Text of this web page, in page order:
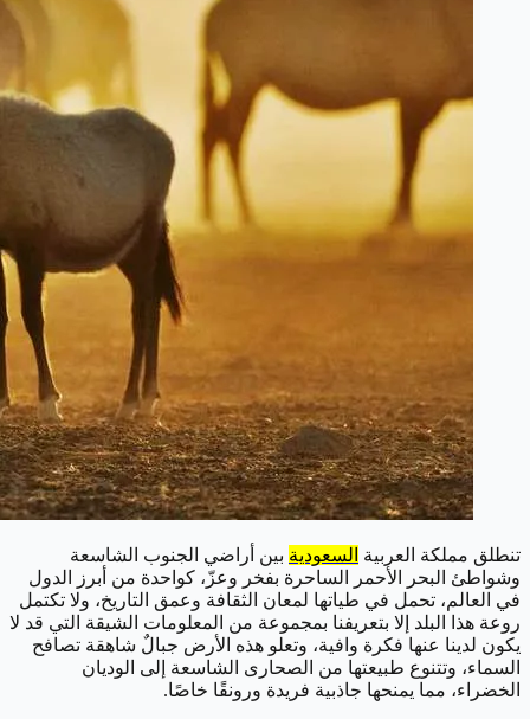
تنطلق مملكة العربية السعودية بين أراضي الجنوب الشاسعة
وشواطئ البحر الأحمر الساحرة بفخر وعزّ، كواحدة من أبرز الدول
في العالم، تحمل في طياتها لمعان الثقافة وعمق التاريخ، ولا تكتمل
روعة هذا البلد إلا بتعريفنا بمجموعة من المعلومات الشيقة التي قد لا
يكون لدينا عنها فكرة وافية، وتعلو هذه الأرض جبالٌ شاهقة تصافح
السماء، وتتنوع طبيعتها من الصحارى الشاسعة إلى الوديان
الخضراء، مما يمنحها جاذبية فريدة ورونقًا خاصًا.